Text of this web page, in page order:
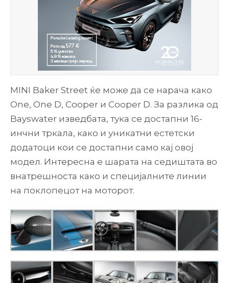
MINI Baker Street ќе може да се нарача како
One, One D, Cooper и Cooper D. За разлика од
Bayswater изведбата, тука се достапни 16-
инчни тркала, како и уникатни естетски
додатоци кои се достапни само кај овој
модел. Интересна е шарата на седиштата во
внатрешноста како и специјалните линии
на поклопецот на моторот.